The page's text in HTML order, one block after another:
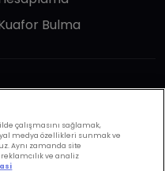
Bulma
çalışmasını sağlamak,
medya özellikleri sunmak ve
Aynı zamanda site
ve analiz